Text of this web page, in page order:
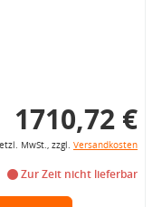
1710,72 €
MwSt., zzgl. Versandkosten
Zur Zeit nicht lieferbar